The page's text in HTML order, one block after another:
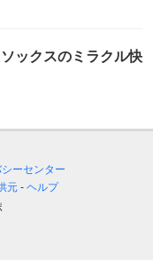
ックスのミラクル快
ーセンター
元
ヘルプ